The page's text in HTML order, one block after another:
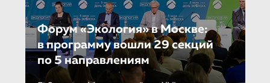
Форум «Экология» в Москве:
в программу вошли 29 секций
по 5 направле­ни­ям